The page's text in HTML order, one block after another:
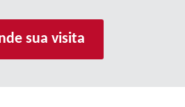
sua visita